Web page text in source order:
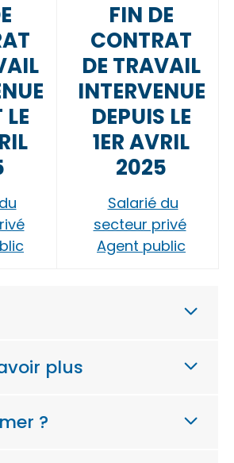
FIN DE
CONTRAT
DE TRAVAIL
INTERVENUE
DEPUIS LE
1ER AVRIL
2025
Salarié du
secteur privé
Agent public
plus
?